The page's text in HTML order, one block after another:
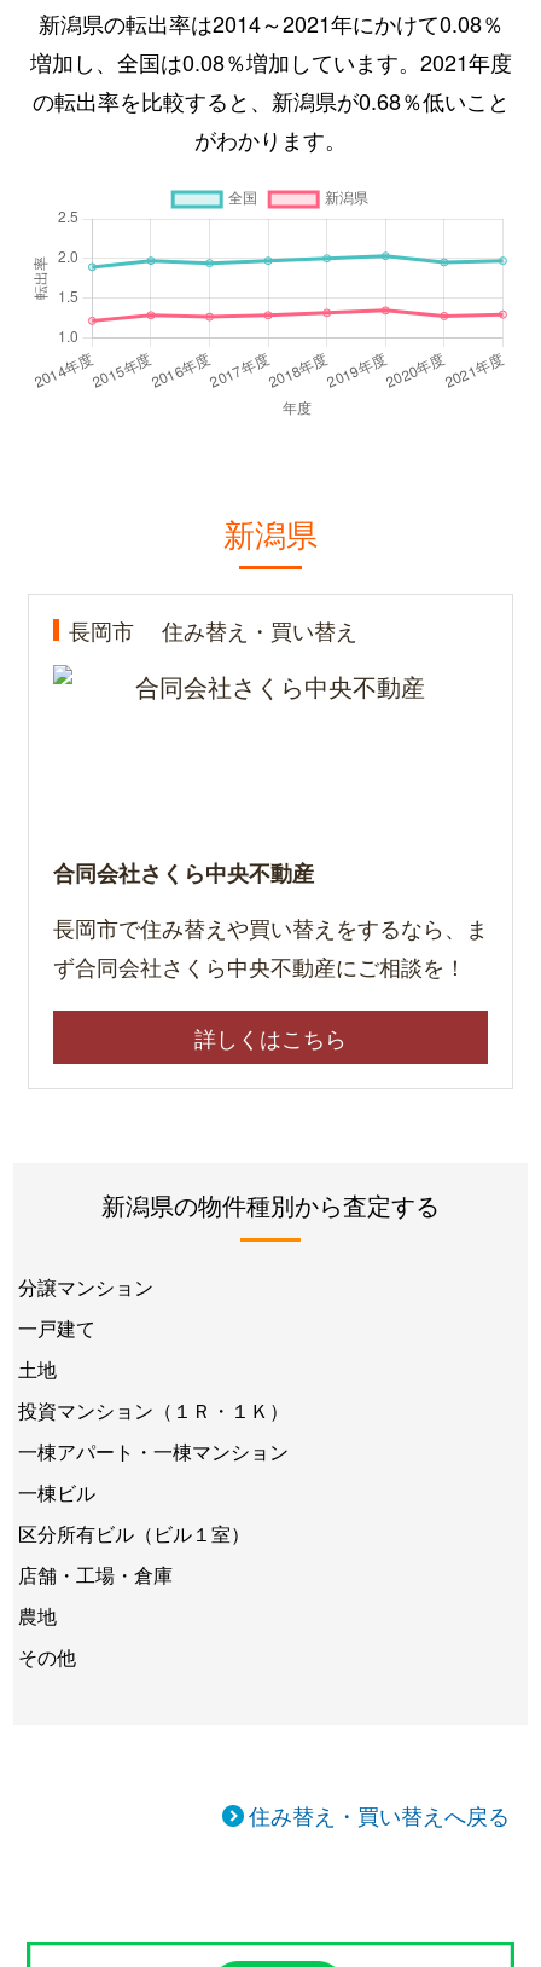
新潟県の転出率は2014～2021年にかけて0.08％
増加し、全国は0.08％増加しています。2021年度
の転出率を比較すると、新潟県が0.68％低いこと
がわかります。
新潟県
長岡市 住み替え・買い替え
合同会社さくら中央不動産
長岡市で住み替えや買い替えをするなら、ま
ず合同会社さくら中央不動産にご相談を！
詳しくはこちら
新潟県の物件種別から査定する
分譲マンション
一戸建て
土地
投資マンション（１Ｒ・１Ｋ）
一棟アパート・一棟マンション
一棟ビル
区分所有ビル（ビル１室）
店舗・工場・倉庫
農地
その他
住み替え・買い替えへ戻る